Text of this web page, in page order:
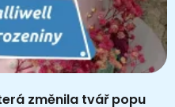
změnila tvář popu